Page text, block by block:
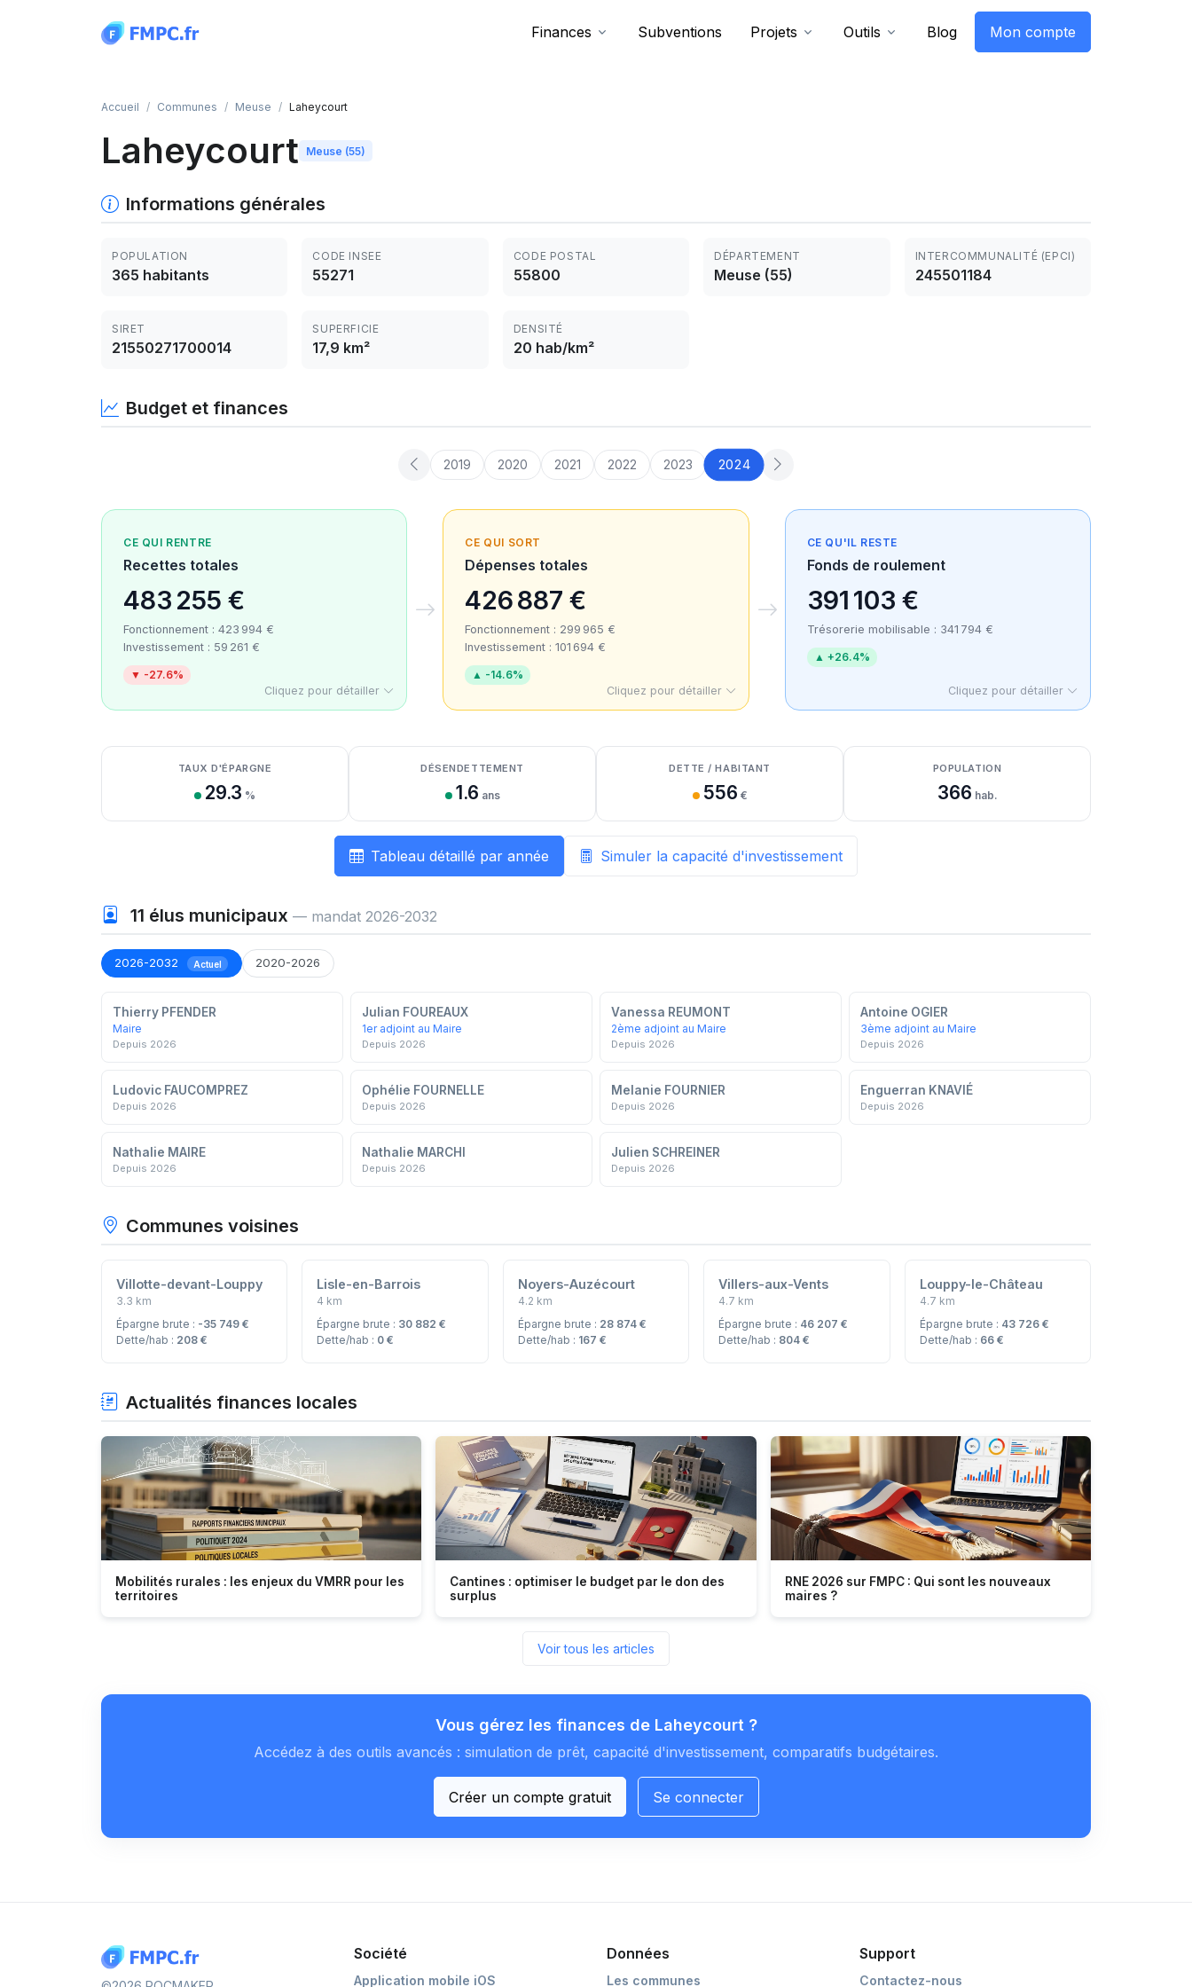
Finances Subventions Projets Outils Blog Mon compte
Accueil Communes Meuse Laheycourt
Laheycourt Meuse (55)
Informations générales
POPULATION
365 habitants
CODE INSEE
55271
CODE POSTAL
55800
DÉPARTEMENT
Meuse (55)
INTERCOMMUNALITÉ (EPCI)
245501184
SIRET
21550271700014
SUPERFICIE
17,9 km²
DENSITÉ
20 hab/km²
Budget et finances
2019 2020 2021 2022 2023 2024
CE QUI RENTRE
Recettes totales
483 255 €
Fonctionnement : 423 994 €
Investissement : 59 261 €
▼ -27.6%
Cliquez pour détailler
CE QUI SORT
Dépenses totales
426 887 €
Fonctionnement : 299 965 €
Investissement : 101 694 €
▲ -14.6%
Cliquez pour détailler
CE QU'IL RESTE
Fonds de roulement
391 103 €
Trésorerie mobilisable : 341 794 €
▲ +26.4%
Cliquez pour détailler
Détail des recettes
Détail des dépenses
Détail de la trésorerie
TAUX D'ÉPARGNE
29.3 %
DÉSENDETTEMENT
1.6 ans
DETTE / HABITANT
556 €
POPULATION
366 hab.
Tableau détaillé par année Simuler la capacité d'investissement
11 élus municipaux — mandat 2026-2032
2026-2032 Actuel 2020-2026
Thierry PFENDER
Maire
Depuis 2026
Julian FOUREAUX
1er adjoint au Maire
Depuis 2026
Vanessa REUMONT
2ème adjoint au Maire
Depuis 2026
Antoine OGIER
3ème adjoint au Maire
Depuis 2026
Ludovic FAUCOMPREZ
Depuis 2026
Ophélie FOURNELLE
Depuis 2026
Melanie FOURNIER
Depuis 2026
Enguerran KNAVIÉ
Depuis 2026
Nathalie MAIRE
Depuis 2026
Nathalie MARCHI
Depuis 2026
Julien SCHREINER
Depuis 2026
Communes voisines
Villotte-devant-Louppy
3.3 km
Épargne brute : -35 749 €
Dette/hab : 208 €
Lisle-en-Barrois
4 km
Épargne brute : 30 882 €
Dette/hab : 0 €
Noyers-Auzécourt
4.2 km
Épargne brute : 28 874 €
Dette/hab : 167 €
Villers-aux-Vents
4.7 km
Épargne brute : 46 207 €
Dette/hab : 804 €
Louppy-le-Château
4.7 km
Épargne brute : 43 726 €
Dette/hab : 66 €
Actualités finances locales
Mobilités rurales : les enjeux du VMRR pour les
territoires
Cantines : optimiser le budget par le don des
surplus
RNE 2026 sur FMPC : Qui sont les nouveaux
maires ?
Voir tous les articles
Vous gérez les finances de Laheycourt ?
Accédez à des outils avancés : simulation de prêt, capacité d'investissement, comparatifs budgétaires.
Créer un compte gratuit Se connecter
Société
Application mobile iOS
Données
Les communes
Support
Contactez-nous